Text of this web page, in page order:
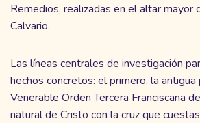
Remedios, realizadas en el altar mayor
Calvario.
Las líneas centrales de investigación
hechos concretos: el primero, la
Venerable Orden Tercera Franciscana
natural de Cristo con la cruz que